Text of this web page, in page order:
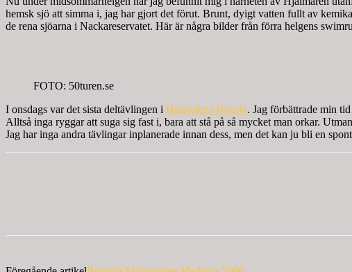
hemsk sjö att simma i, jag har gjort det förut. Brunt, dyigt vatten fullt av
de rena sjöarna i Nackareservatet. Här är några bilder från förra helgens
FOTO: 50turen.se
I onsdags var det sista deltävlingen i Högdalens Högsta. Jag förbättrade min
Alltså inga ryggar att suga sig fast i, bara att stå på så mycket man orkar.
Jag har inga andra tävlingar inplanerade innan dess, men det kan ju bli en